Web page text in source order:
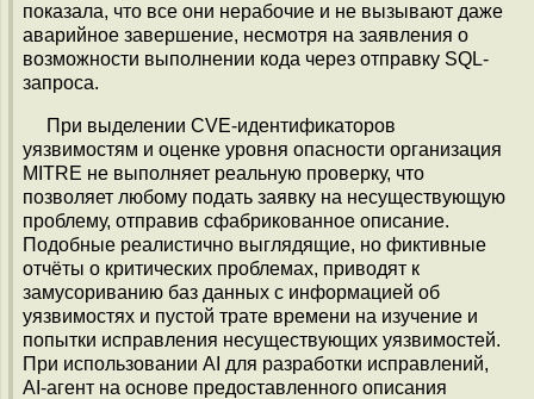
показала, что все они нерабочие и не вызывают даже
аварийное завершение, несмотря на заявления о
возможности выполнении кода через отправку SQL-
запроса.
При выделении CVE-идентификаторов
уязвимостям и оценке уровня опасности организация
MITRE не выполняет реальную проверку, что
позволяет любому подать заявку на несуществующую
проблему, отправив сфабрикованное описание.
Подобные реалистично выглядящие, но фиктивные
отчёты о критических проблемах, приводят к
замусориванию баз данных с информацией об
уязвимостях и пустой трате времени на изучение и
попытки исправления несуществующих уязвимостей.
При использовании AI для разработки исправлений,
AI-агент на основе предоставленного описания